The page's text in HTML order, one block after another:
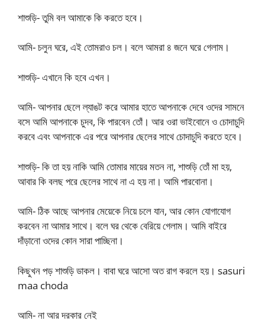
শাশুড়ি- তুমি বল আমাকে কি করতে হবে।
আমি- চলুন ঘরে, এই তোমরাও চল। বলে আমরা ৪ জনে ঘরে গেলাম।
শাশুড়ি- এখানে কি হবে এখন।
আমি- আপনার ছেলে ল্যাঙট করে আমার হাতে আপনাকে দেবে ওদের সামনে
বসে আমি আপনাকে চুদব, কি পারবেন তোঁ। আর ওরা ভাইবোনে ও চোদাচুদি
করবে এবং আপনাকে এর পরে আপনার ছেলের সাথে চোদাচুদি করতে হবে।
শাশুড়ি- কি তা হয় নাকি আমি তোমার মায়ের মতন না, শাশুড়ি তোঁ মা হয়,
আবার কি বলছ পরে ছেলের সাথে না এ হয় না। আমি পারবোনা।
আমি- ঠিক আছে আপনার মেয়েকে নিয়ে চলে যান, আর কোন যোগাযোগ
করবেন না আমার সাথে। বলে ঘর থেকে বেরিয়ে গেলাম। আমি বাইরে
দাঁড়ানো ওদের কোন সারা পাচ্ছিনা।
কিছুখন পড় শাশুড়ি ডাকল। বাবা ঘরে আসো অত রাগ করলে হয়। sasuri
maa choda
আমি- না আর দরকার নেই